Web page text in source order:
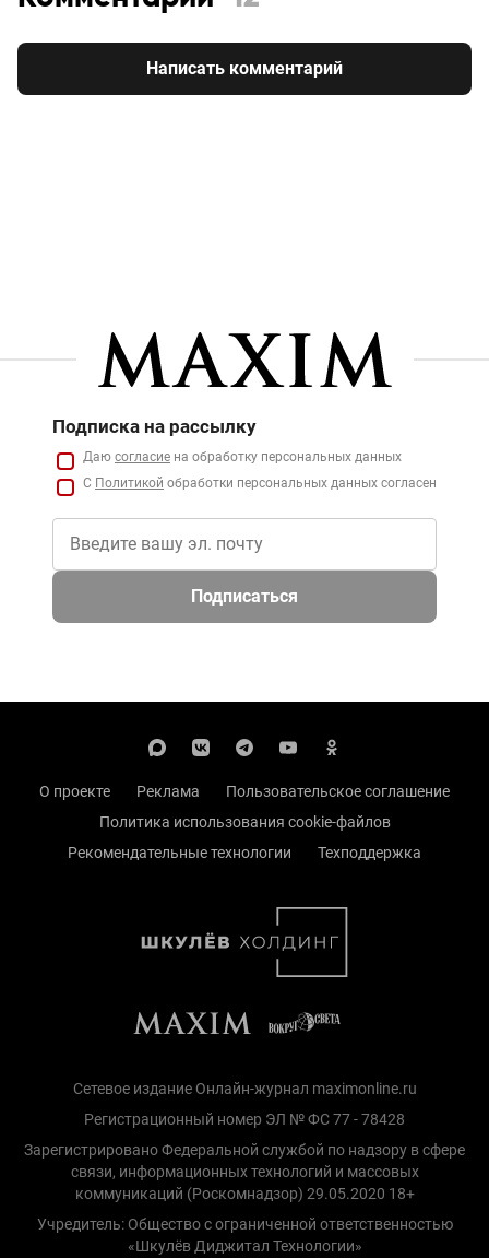
Написать комментарий
Подписка на рассылку
Даю согласие на обработку персональных данных
С Политикой обработки персональных данных согласен
Подписаться
О проекте Реклама
Пользовательское соглашение
Политика использования cookie-файлов
Рекомендательные технологии
Техподдержка
Сетевое издание Онлайн-журнал maximonline.ru
Регистрационный номер ЭЛ № ФС 77 - 78428
Зарегистрировано Федеральной службой по надзору в сфере
связи, информационных технологий и массовых
коммуникаций (Роскомнадзор) 29.05.2020 18+
Учредитель: Общество с ограниченной ответственностью
«Шкулёв Диджитал Технологии»